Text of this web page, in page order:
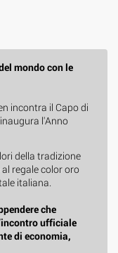
mondo con le
incontra il Capo di
l'Anno
della tradizione
regale color oro
italiana.
che
ufficiale
di economia,